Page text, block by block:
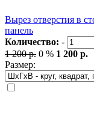
Вырез отверстия в
панель
Количество: -
1 200 р. 0 % 1 200 р.
Размер: